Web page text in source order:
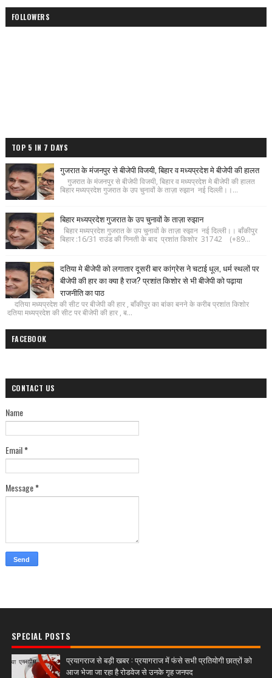
FOLLOWERS
TOP 5 IN 7 DAYS
गुजरात के मंजनपुर से बीजेपी विजयी, बिहार व मध्यप्रदेश मे बीजेपी की हालत
गुजरात के मंजनपुर से बीजेपी विजयी, बिहार व मध्यप्रदेश मे बीजेपी की हालत
बिहार मध्यप्रदेश गुजरात के उप चुनावों के ताज़ा रुझान नई दिल्ली।।...
बिहार मध्यप्रदेश गुजरात के उप चुनावों के ताज़ा रुझान
बिहार मध्यप्रदेश गुजरात के उप चुनावों के ताज़ा रुझान नई दिल्ली।। बाँकीपुर
बिहार :16/31 राउंड की गिनती के बाद प्रशांत किशोर 31742 (+89...
दतिया मे बीजेपी को लगातार दूसरी बार कांग्रेस ने चटाई धूल, धर्म स्थलों पर
बीजेपी की हार का क्या है राज? प्रशांत किशोर से भी बीजेपी को पढ़ाया
राजनीति का पाठ
दतिया मध्यप्रदेश की सीट पर बीजेपी की हार , बाँकीपुर का बांका बनने के करीब प्रशांत किशोर
दतिया मध्यप्रदेश की सीट पर बीजेपी की हार , ब...
FACEBOOK
CONTACT US
Name
Email*
Message*
SPECIAL POSTS
प्रयागराज से बड़ी खबर : प्रयागराज में फंसे सभी प्रतियोगी छात्रों को
आज भेजा जा रहा है रोडवेज से उनके गृह जनपद